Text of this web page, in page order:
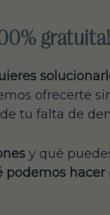
gratuita!
ofrecerte
tu falta de
y qué
podemos hacer